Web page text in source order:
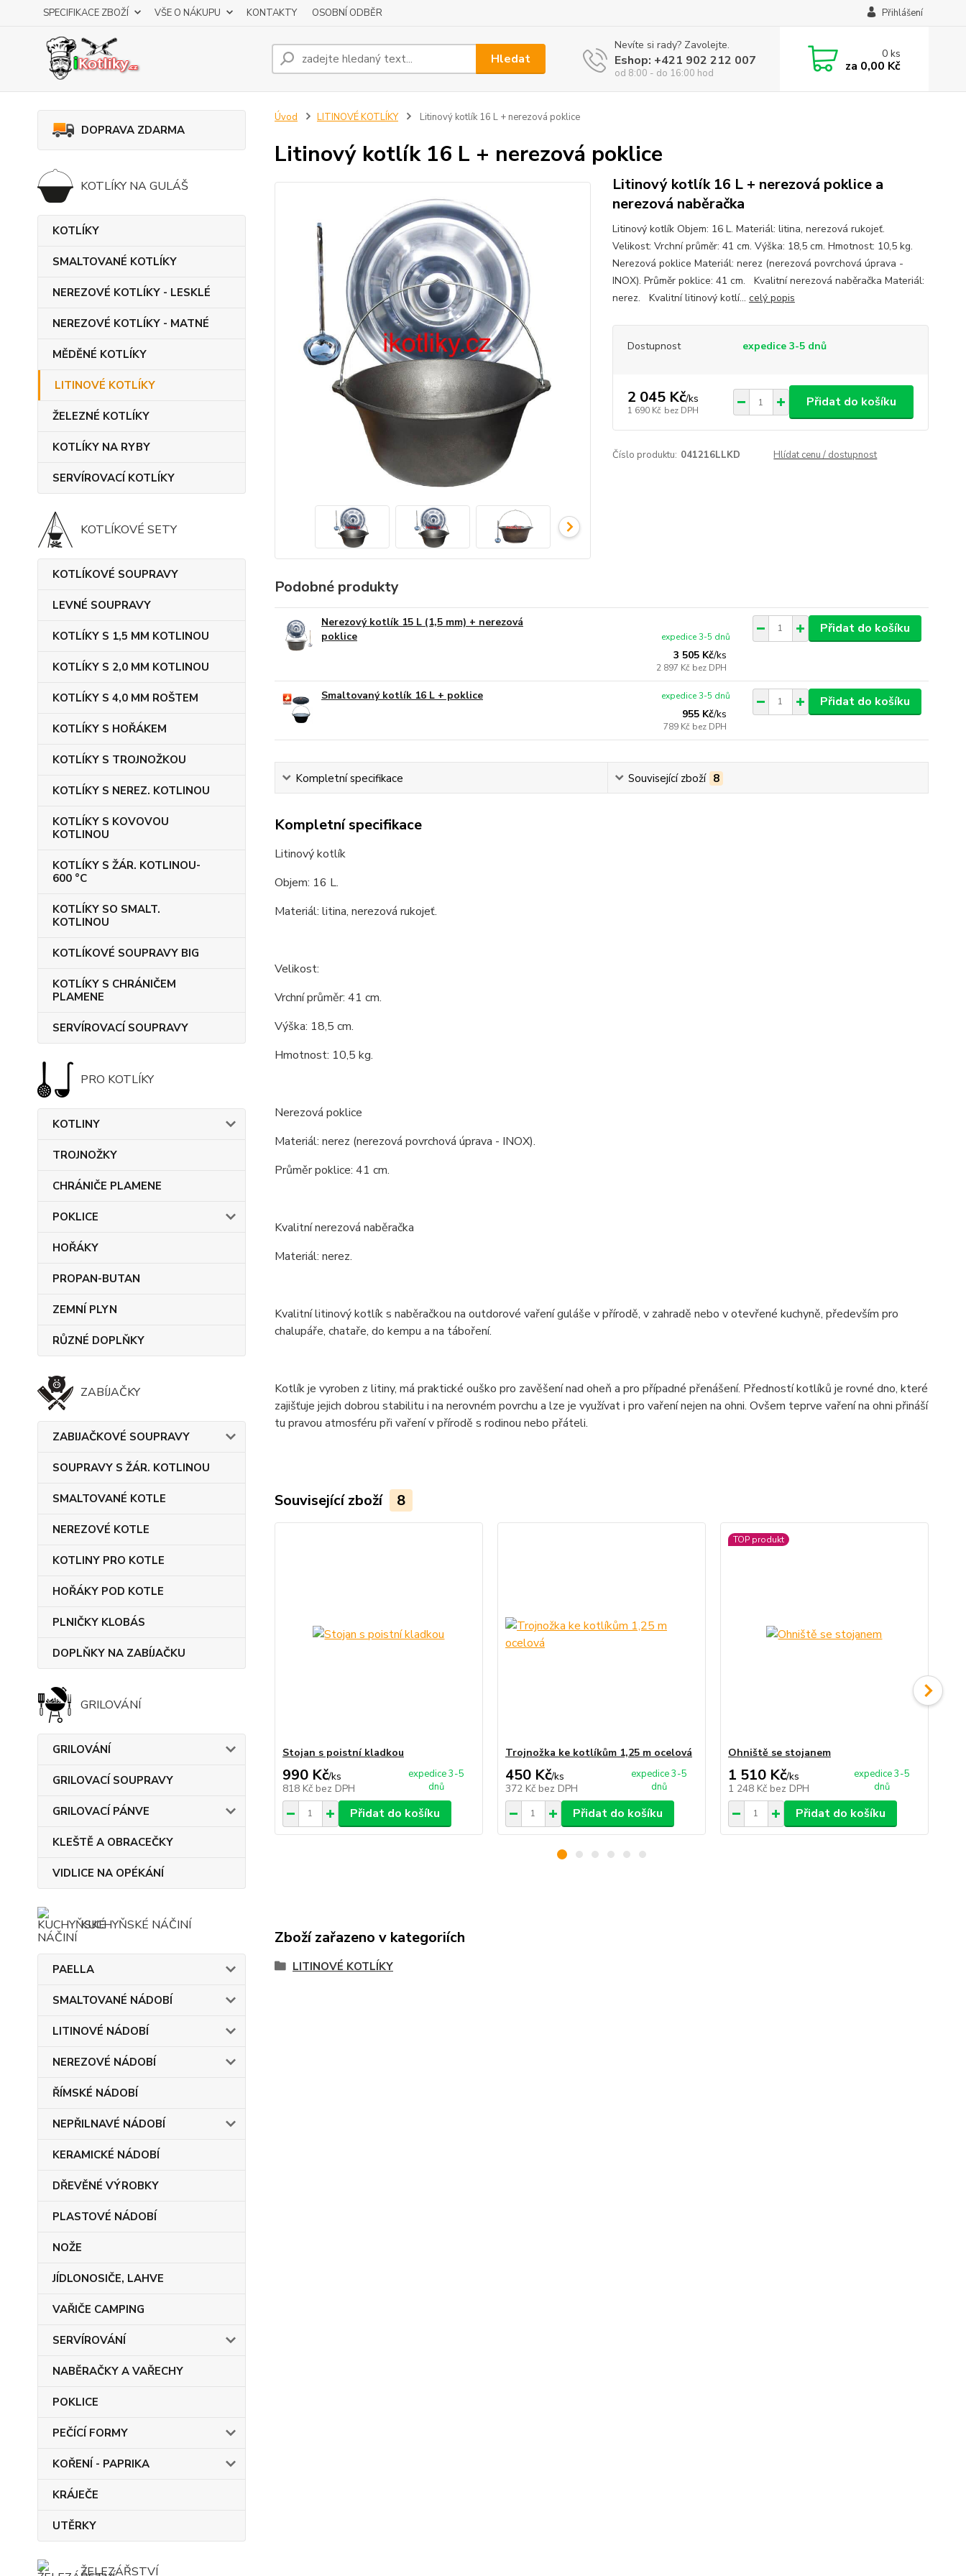
SPECIFIKACE ZBOŽÍ VŠE O NÁKUPU KONTAKTY OSOBNÍ ODBĚR Přihlášení
Hledat
Nevíte si rady? Zavolejte.
Eshop: +421 902 212 007
od 8:00 - do 16:00 hod
0ks
za 0,00 Kč
DOPRAVA ZDARMA
KOTLÍKY NA GULÁŠ
KOTLÍKY
SMALTOVANÉ KOTLÍKY
NEREZOVÉ KOTLÍKY - LESKLÉ
NEREZOVÉ KOTLÍKY - MATNÉ
MĚDĚNÉ KOTLÍKY
LITINOVÉ KOTLÍKY
ŽELEZNÉ KOTLÍKY
KOTLÍKY NA RYBY
SERVÍROVACÍ KOTLÍKY
KOTLÍKOVÉ SETY
KOTLÍKOVÉ SOUPRAVY
LEVNÉ SOUPRAVY
KOTLÍKY S 1,5 MM KOTLINOU
KOTLÍKY S 2,0 MM KOTLINOU
KOTLÍKY S 4,0 MM ROŠTEM
KOTLÍKY S HOŘÁKEM
KOTLÍKY S TROJNOŽKOU
KOTLÍKY S NEREZ. KOTLINOU
KOTLÍKY S KOVOVOU
KOTLINOU
KOTLÍKY S ŽÁR. KOTLINOU-
600 °C
KOTLÍKY SO SMALT.
KOTLINOU
KOTLÍKOVÉ SOUPRAVY BIG
KOTLÍKY S CHRÁNIČEM
PLAMENE
SERVÍROVACÍ SOUPRAVY
PRO KOTLÍKY
KOTLINY
TROJNOŽKY
CHRÁNIČE PLAMENE
POKLICE
HOŘÁKY
PROPAN-BUTAN
ZEMNÍ PLYN
RŮZNÉ DOPLŇKY
ZABÍJAČKY
ZABIJAČKOVÉ SOUPRAVY
SOUPRAVY S ŽÁR. KOTLINOU
SMALTOVANÉ KOTLE
NEREZOVÉ KOTLE
KOTLINY PRO KOTLE
HOŘÁKY POD KOTLE
PLNIČKY KLOBÁS
DOPLŇKY NA ZABÍJAČKU
GRILOVÁNÍ
GRILOVÁNÍ
GRILOVACÍ SOUPRAVY
GRILOVACÍ PÁNVE
KLEŠTĚ A OBRACEČKY
VIDLICE NA OPÉKÁNÍ
KUCHYŇSKÉ NÁČINÍ
PAELLA
SMALTOVANÉ NÁDOBÍ
LITINOVÉ NÁDOBÍ
NEREZOVÉ NÁDOBÍ
ŘÍMSKÉ NÁDOBÍ
NEPŘILNAVÉ NÁDOBÍ
KERAMICKÉ NÁDOBÍ
DŘEVĚNÉ VÝROBKY
PLASTOVÉ NÁDOBÍ
NOŽE
JÍDLONOSIČE, LAHVE
VAŘIČE CAMPING
SERVÍROVÁNÍ
NABĚRAČKY A VAŘECHY
POKLICE
PEČÍCÍ FORMY
KOŘENÍ - PAPRIKA
KRÁJEČE
UTĚRKY
ŽELEZÁŘSTVÍ
Úvod LITINOVÉ KOTLÍKY Litinový kotlík 16 L + nerezová poklice
Litinový kotlík 16 L + nerezová poklice
Litinový kotlík 16 L + nerezová poklice a
nerezová naběračka
Litinový kotlík Objem: 16 L. Materiál: litina, nerezová rukojeť.
Velikost: Vrchní průměr: 41 cm. Výška: 18,5 cm. Hmotnost: 10,5 kg.
Nerezová poklice Materiál: nerez (nerezová povrchová úprava -
INOX). Průměr poklice: 41 cm. Kvalitní nerezová naběračka Materiál:
nerez. Kvalitní litinový kotlí... celý popis
Dostupnost expedice 3-5 dnů
2 045 Kč/ks
1 690 Kč bez DPH
Přidat do košíku
Číslo produktu: 041216LLKD Hlídat cenu / dostupnost
Podobné produkty
Nerezový kotlík 15 L (1,5 mm) + nerezová
poklice
3 505 Kč/ks
2 897 Kč bez DPH
expedice 3-5 dnů
Přidat do košíku
Smaltovaný kotlík 16 L + poklice
955 Kč/ks
789 Kč bez DPH
expedice 3-5 dnů Přidat do košíku
Kompletní specifikace Související zboží 8
Kompletní specifikace
Litinový kotlík
Objem: 16 L.
Materiál: litina, nerezová rukojeť.
Velikost:
Vrchní průměr: 41 cm.
Výška: 18,5 cm.
Hmotnost: 10,5 kg.
Nerezová poklice
Materiál: nerez (nerezová povrchová úprava - INOX).
Průměr poklice: 41 cm.
Kvalitní nerezová naběračka
Materiál: nerez.
Kvalitní litinový kotlík s naběračkou na outdorové vaření guláše v přírodě, v zahradě nebo v otevřené kuchyně, především pro
chalupáře, chataře, do kempu a na táboření.
Kotlík je vyroben z litiny, má praktické ouško pro zavěšení nad oheň a pro případné přenášení. Předností kotlíků je rovné dno, které
zajišťuje jejich dobrou stabilitu i na nerovném povrchu a lze je využívat i pro vaření nejen na ohni. Ovšem teprve vaření na ohni přináší
tu pravou atmosféru při vaření v přírodě s rodinou nebo přáteli.
Související zboží 8
Stojan s poistní kladkou
990 Kč/ks
818 Kč bez DPH
expedice 3-5
dnů
Přidat do košíku
Trojnožka ke kotlíkům 1,25 m ocelová
450 Kč/ks
372 Kč bez DPH
expedice 3-5
dnů
Přidat do košíku
TOP produkt
Ohniště se stojanem
1 510 Kč/ks
1 248 Kč bez DPH
expedice 3-5
dnů
Přidat do košíku
Zboží zařazeno v kategoriích
LITINOVÉ KOTLÍKY